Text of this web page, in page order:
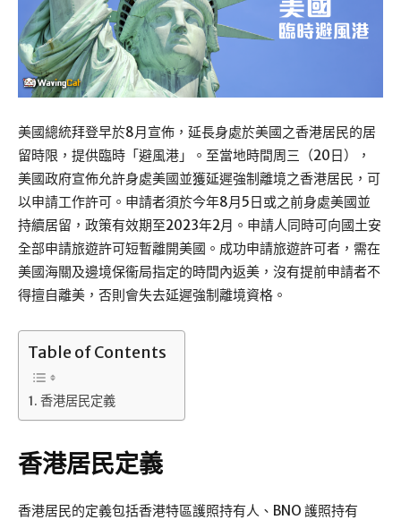
美國總統拜登早於8月宣佈，延長身處於美國之香港居民的居
留時限，提供臨時「避風港」。至當地時間周三（20日），
美國政府宣佈允許身處美國並獲延遲強制離境之香港居民，可
以申請工作許可。申請者須於今年8月5日或之前身處美國並
持續居留，政策有效期至2023年2月。申請人同時可向國土安
全部申請旅遊許可短暫離開美國。成功申請旅遊許可者，需在
美國海關及邊境保衞局指定的時間內返美，沒有提前申請者不
得擅自離美，否則會失去延遲強制離境資格。
Table of Contents
香港居民定義
香港居民定義
香港居民的定義包括香港特區護照持有人、BNO 護照持有